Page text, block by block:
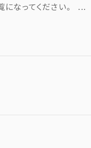
になってください。 ...